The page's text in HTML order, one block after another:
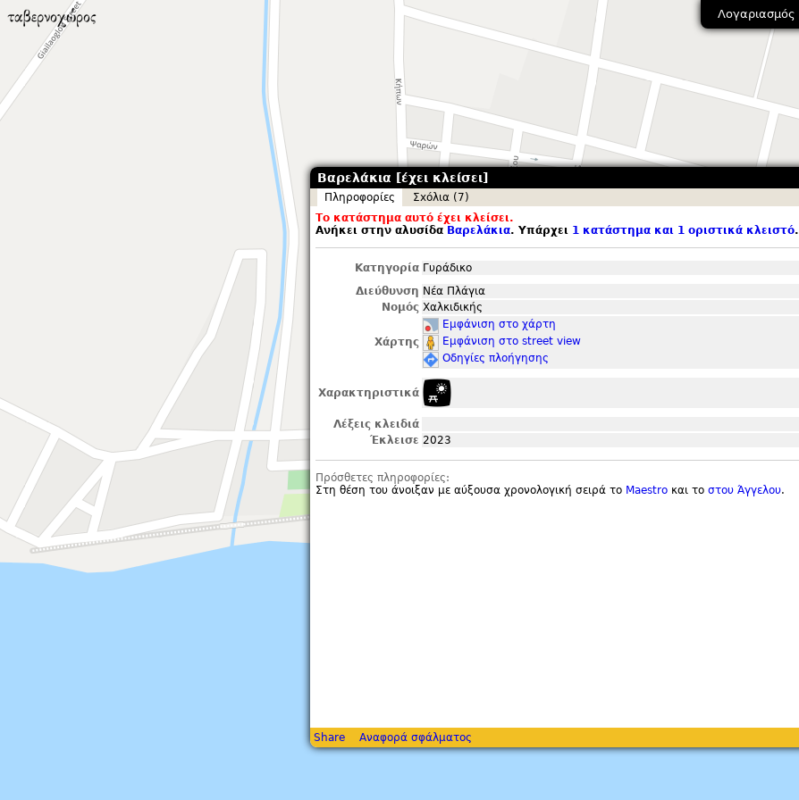
Βαρελάκια [έχει κλείσει]
Πληροφορίες
Σxόλια (7)
Το κατάστημα αυτό έχει κλείσει.
Ανήκει στην αλυσίδα Βαρελάκια. Υπάρχει 1 κατάστημα και 1 οριστικά κλειστό.
Κατηγορία Γυράδικο
Διεύθυνση Νέα Πλάγια
Νομός Χαλκιδικής
Χάρτης
Εμφάνιση στο χάρτη
Εμφάνιση στο street view
Οδηγίες πλοήγησης
Χαρακτηριστικά
Λέξεις κλειδιά
Έκλεισε 2023
Πρόσθετες πληροφορίες:
Στη θέση του άνοιξαν με αύξουσα χρονολογική σειρά το Maestro και το στου Άγγελου.
Share Αναφορά σφάλματος
Λογαριασμός